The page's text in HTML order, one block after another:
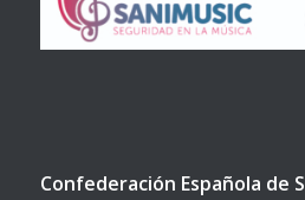
Confederación Española de